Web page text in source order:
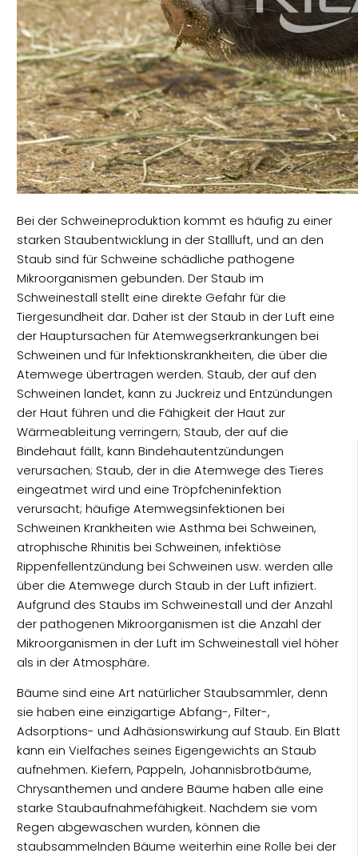
Bei der Schweineproduktion kommt es häufig zu einer
starken Staubentwicklung in der Stallluft, und an den
Staub sind für Schweine schädliche pathogene
Mikroorganismen gebunden. Der Staub im
Schweinestall stellt eine direkte Gefahr für die
Tiergesundheit dar. Daher ist der Staub in der Luft eine
der Hauptursachen für Atemwegserkrankungen bei
Schweinen und für Infektionskrankheiten, die über die
Atemwege übertragen werden. Staub, der auf den
Schweinen landet, kann zu Juckreiz und Entzündungen
der Haut führen und die Fähigkeit der Haut zur
Wärmeableitung verringern; Staub, der auf die
Bindehaut fällt, kann Bindehautentzündungen
verursachen; Staub, der in die Atemwege des Tieres
eingeatmet wird und eine Tröpfcheninfektion
verursacht; häufige Atemwegsinfektionen bei
Schweinen Krankheiten wie Asthma bei Schweinen,
atrophische Rhinitis bei Schweinen, infektiöse
Rippenfellentzündung bei Schweinen usw. werden alle
über die Atemwege durch Staub in der Luft infiziert.
Aufgrund des Staubs im Schweinestall und der Anzahl
der pathogenen Mikroorganismen ist die Anzahl der
Mikroorganismen in der Luft im Schweinestall viel höher
als in der Atmosphäre.
Bäume sind eine Art natürlicher Staubsammler, denn
sie haben eine einzigartige Abfang-, Filter-,
Adsorptions- und Adhäsionswirkung auf Staub. Ein Blatt
kann ein Vielfaches seines Eigengewichts an Staub
aufnehmen. Kiefern, Pappeln, Johannisbrotbäume,
Chrysanthemen und andere Bäume haben alle eine
starke Staubaufnahmefähigkeit. Nachdem sie vom
Regen abgewaschen wurden, können die
staubsammelnden Bäume weiterhin eine Rolle bei der